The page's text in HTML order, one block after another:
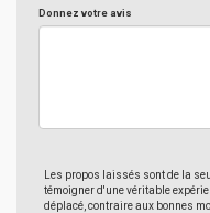
Donnez votre avis
Les propos laissés sont de la
témoigner d'une véritable
déplacé, contraire aux bonnes